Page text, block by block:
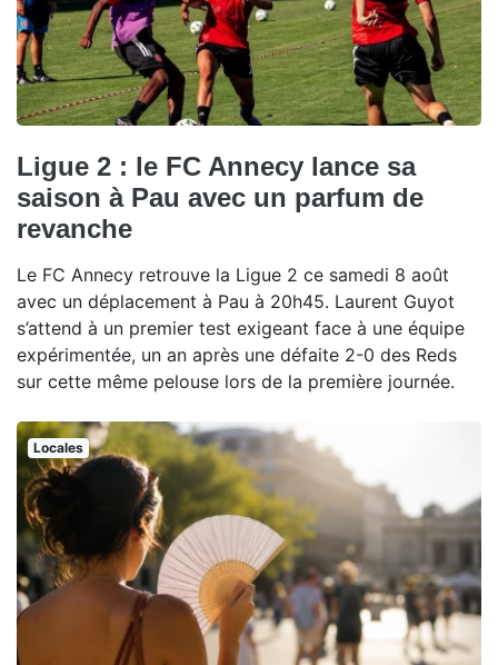
Ligue 2 : le FC Annecy lance sa
saison à Pau avec un parfum de
revanche
Le FC Annecy retrouve la Ligue 2 ce samedi 8 août
avec un déplacement à Pau à 20h45. Laurent Guyot
s’attend à un premier test exigeant face à une équipe
expérimentée, un an après une défaite 2-0 des Reds
sur cette même pelouse lors de la première journée.
Locales